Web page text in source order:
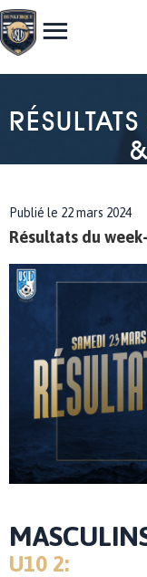
Publié le 22 mars 2024
Résultats du
U10 2: